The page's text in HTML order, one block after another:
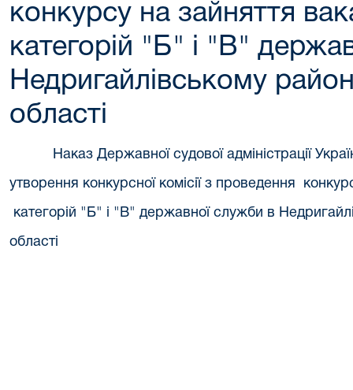
конкурсу на зайняття
категорій "Б" і "В"
Недригайлівському
області
Наказ Державної судової адміністрації
утворення конкурсної комісії з проведення
категорій "Б" і "В" державної служби в
області